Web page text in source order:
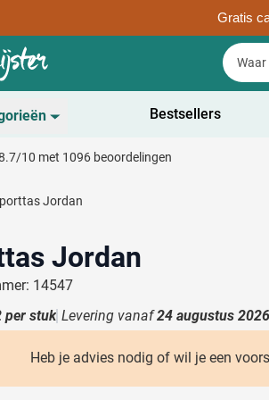
Gratis
Zoek
Zoek
Toon submenu voor
Toon submenu voor
Toon submenu voor
Bestsellers
is 87
10 met 1096 beoordelingen
Jordan
Jordan
14547
per stuk Levering vanaf24 augustus 2026
Heb je advies nodig of wil je een